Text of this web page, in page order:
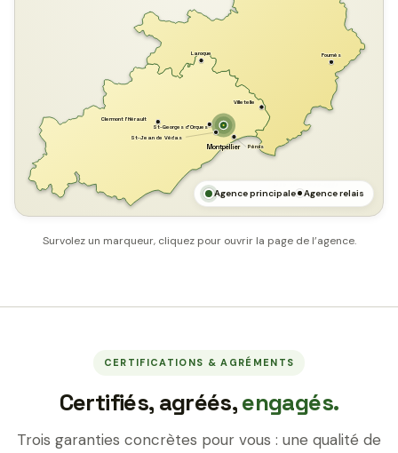
Montpellier Pérols
Laroque Fournès
Villetelle
St-Georges d'Orques
Clermont l'Hérault
St-Jean de Védas
Agence principale Agence relais
Survolez un marqueur, cliquez pour ouvrir la page de l’agence.
CERTIFICATIONS & AGRÉMENTS
Certifiés, agréés,engagés.
Trois garanties concrètes pour vous : une qualité de